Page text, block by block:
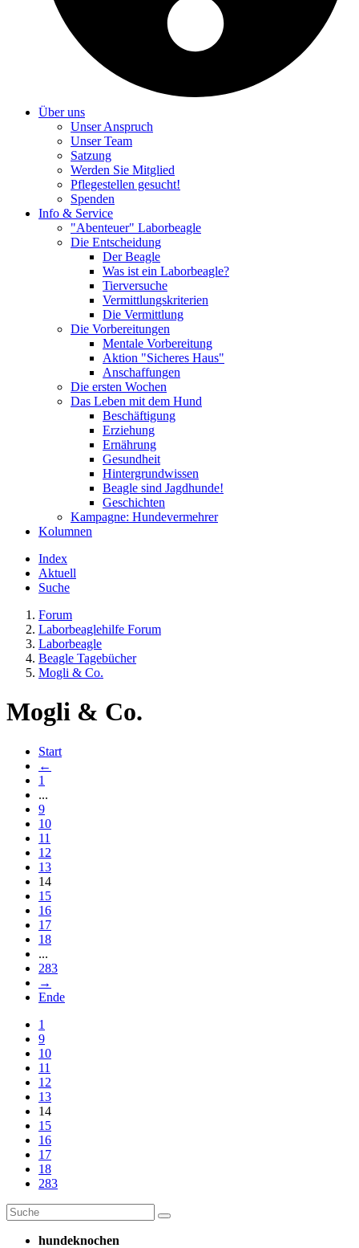
Über uns
Unser Anspruch
Unser Team
Satzung
Werden Sie Mitglied
Pflegestellen gesucht!
Spenden
Info & Service
"Abenteuer" Laborbeagle
Die Entscheidung
Der Beagle
Was ist ein Laborbeagle?
Tierversuche
Vermittlungskriterien
Die Vermittlung
Die Vorbereitungen
Mentale Vorbereitung
Aktion "Sicheres Haus"
Anschaffungen
Die ersten Wochen
Das Leben mit dem Hund
Beschäftigung
Erziehung
Ernährung
Gesundheit
Hintergrundwissen
Beagle sind Jagdhunde!
Geschichten
Kampagne: Hundevermehrer
Kolumnen
Index
Aktuell
Suche
Forum
Laborbeaglehilfe Forum
Laborbeagle
Beagle Tagebücher
Mogli & Co.
Mogli & Co.
Start
←
1
...
9
10
11
12
13
14
15
16
17
18
...
283
→
Ende
1
9
10
11
12
13
14
15
16
17
18
283
hundeknochen